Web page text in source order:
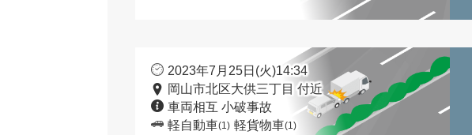
2023年7月25日(火)14:34
岡山市北区大供三丁目 付近
車両相互 小破事故
軽自動車(1) 軽貨物車(1)